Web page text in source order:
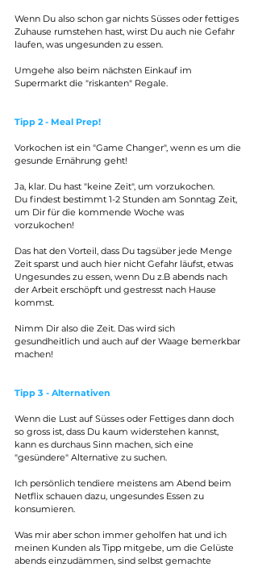
Wenn Du also schon gar nichts Süsses oder fettiges
Zuhause rumstehen hast, wirst Du auch nie Gefahr
laufen, was ungesunden zu essen.
Umgehe also beim nächsten Einkauf im
Supermarkt die "riskanten" Regale.
Tipp 2 - Meal Prep!
Vorkochen ist ein "Game Changer", wenn es um die
gesunde Ernährung geht!
Ja, klar. Du hast "keine Zeit", um vorzukochen.
Du findest bestimmt 1-2 Stunden am Sonntag Zeit,
um Dir für die kommende Woche was
vorzukochen!
Das hat den Vorteil, dass Du tagsüber jede Menge
Zeit sparst und auch hier nicht Gefahr läufst, etwas
Ungesundes zu essen, wenn Du z.B abends nach
der Arbeit erschöpft und gestresst nach Hause
kommst.
Nimm Dir also die Zeit. Das wird sich
gesundheitlich und auch auf der Waage bemerkbar
machen!
Tipp 3 - Alternativen
Wenn die Lust auf Süsses oder Fettiges dann doch
so gross ist, dass Du kaum widerstehen kannst,
kann es durchaus Sinn machen, sich eine
"gesündere" Alternative zu suchen.
Ich persönlich tendiere meistens am Abend beim
Netflix schauen dazu, ungesundes Essen zu
konsumieren.
Was mir aber schon immer geholfen hat und ich
meinen Kunden als Tipp mitgebe, um die Gelüste
abends einzudämmen, sind selbst gemachte